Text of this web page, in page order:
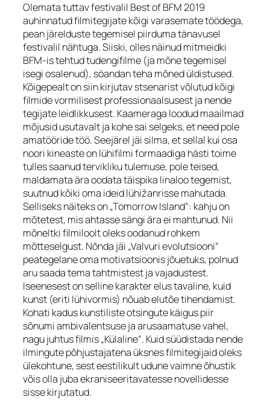
Olemata tuttav festivalil Best of BFM 2019
auhinnatud filmitegijate kõigi varasemate töödega,
pean järelduste tegemisel piirduma tänavusel
festivalil nähtuga. Siiski, olles näinud mitmeidki
BFM-is tehtud tudengifilme (ja mõne tegemisel
isegi osalenud), söandan teha mõned üldistused.
Kõigepealt on siin kirjutav stsenarist võlutud kõigi
filmide vormilisest professionaalsusest ja nende
tegijate leidlikkusest. Kaameraga loodud maailmad
mõjusid usutavalt ja kohe sai selgeks, et need pole
amatööride töö. Seejärel jäi silma, et sellal kui osa
noori kineaste on lühifilmi formaadiga hästi toime
tulles saanud tervikliku tulemuse, pole teised,
maldamata ära oodata täispika linaloo tegemist,
suutnud kõiki oma ideid lühižanrisse mahutada.
Selliseks näiteks on „Tomorrow Island“: kahju on
mõtetest, mis ahtasse sängi ära ei mahtunud. Nii
mõneltki filmiloolt oleks oodanud rohkem
mõtteselgust. Nõnda jäi „Valvuri evolutsiooni“
peategelane oma motivatsioonis jõuetuks, polnud
aru saada tema tahtmistest ja vajadustest.
Iseenesest on selline karakter elus tavaline, kuid
kunst (eriti lühivormis) nõuab elutõe tihendamist.
Kohati kadus kunstiliste otsingute käigus piir
sõnumi ambivalentsuse ja arusaamatuse vahel,
nagu juhtus filmis „Külaline“. Kuid süüdistada nende
ilmingute põhjustajatena üksnes filmitegijaid oleks
ülekohtune, sest eestilikult udune vaimne õhustik
võis olla juba ekraniseeritavatesse novellidesse
sisse kirjutatud.